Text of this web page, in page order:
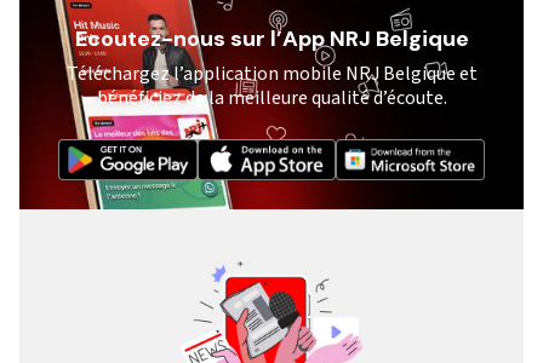
Ecoutez-nous sur l’App NRJ Belgique
Téléchargez l’application mobile NRJ Belgique et
bénéficiez de la meilleure qualité d’écoute.